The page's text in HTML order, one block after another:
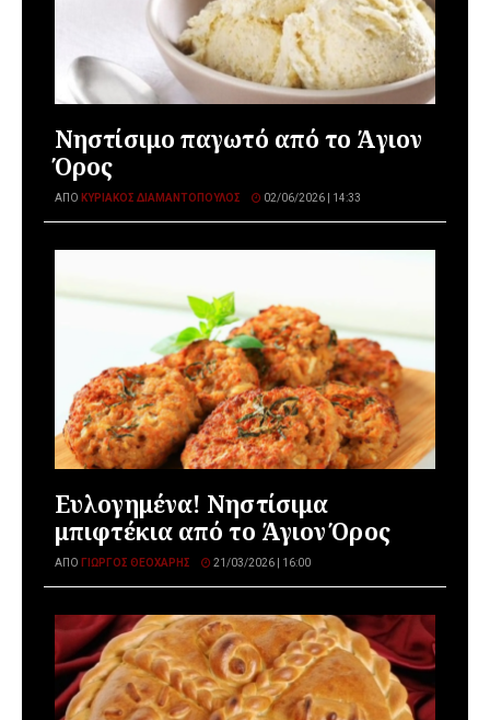
Νηστίσιμο παγωτό από το Άγιον
Όρος
ΑΠΌ ΚΥΡΙΆΚΟΣ ΔΙΑΜΑΝΤΌΠΟΥΛΟΣ 02/06/2026 | 14:33
Ευλογημένα! Νηστίσιμα
μπιφτέκια από το Άγιον Όρος
ΑΠΌ ΓΙΏΡΓΟΣ ΘΕΟΧΆΡΗΣ 21/03/2026 | 16:00